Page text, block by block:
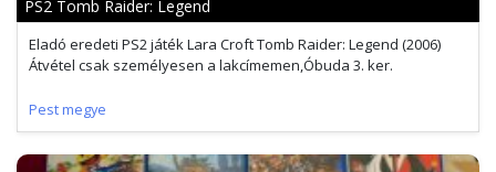
PS2 Tomb Raider: Legend
Eladó eredeti PS2 játék Lara Croft Tomb Raider: Legend (2006)
Átvétel csak személyesen a lakcímemen,Óbuda 3. ker.
Pest megye